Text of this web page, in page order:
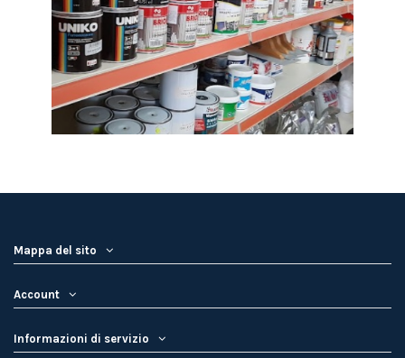
Mappa del sito
Account
Informazioni di servizio